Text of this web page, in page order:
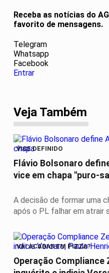
Receba as notícias do
favorito de mensagens.
Telegram
Whatsapp
Facebook
Entrar
Veja Também
VICE DEFINIDO
Flávio Bolsonaro
vice em chapa "puro-
A decisão de formar uma
após o PL falhar em atrair
VAI ACABAR EM PIZZA?
Operação Compliance